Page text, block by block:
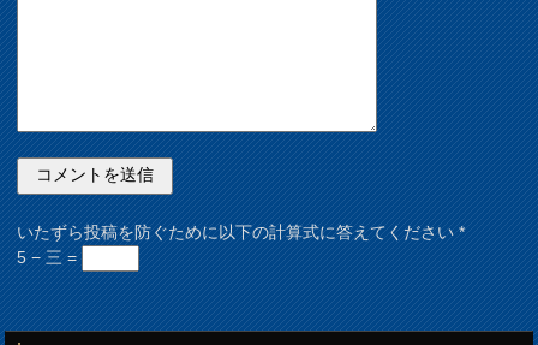
いたずら投稿を防ぐために以下の計算式に答えてください*
5 − 三 =